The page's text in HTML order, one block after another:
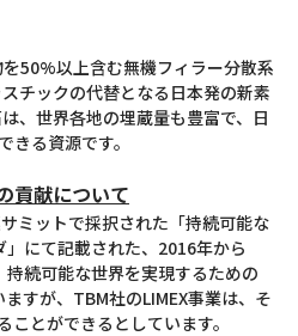
50%以上含む無機フィラー分散系
チックの代替となる日本発の新素
、世界各地の埋蔵量も豊富で、日
る資源です。
貢献について
ミットで採択された「持続可能な
にて記載された、2016年から
続可能な世界を実現するための
すが、TBM社のLIMEX事業は、そ
とができるとしています。